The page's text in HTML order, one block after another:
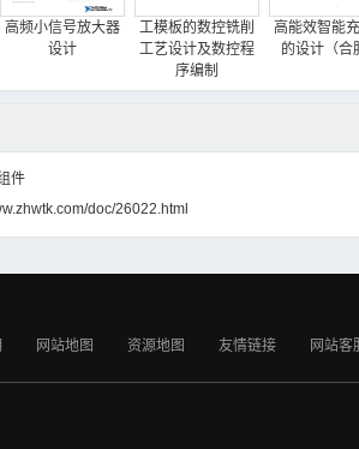
高频小信号放大器
设计
工模板的数控铣削
工艺设计及数控程
序编制
高能效智能
的设计（合
件
doc/26022.html
网站地图 资源地图 友情链接 网站客